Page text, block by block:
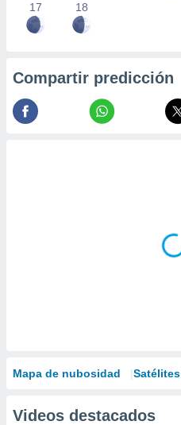
17 18
Compartir predicción
Mapa de nubosidad Satélites
Videos destacados